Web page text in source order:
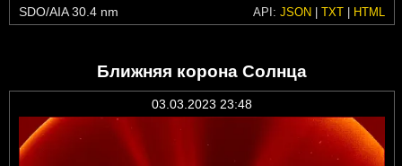
SDO/AIA 30.4 nm API: JSON | TXT | HTML
Ближняя корона Солнца
03.03.2023 23:48